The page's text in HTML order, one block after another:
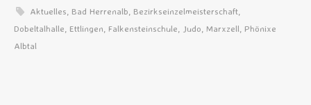
Aktuelles Bad Herrenalb Bezirkseinzelmeisterschaft
Dobeltalhalle Ettlingen Falkensteinschule Judo Marxzell Phönixe
Albtal